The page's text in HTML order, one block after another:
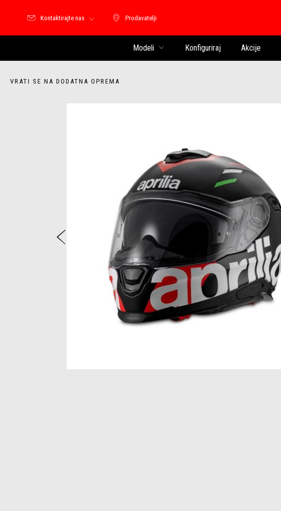
Prodavatelji
Prodavatelji
Kontaktirajte nas
Modeli Konfiguriraj Akcije
VRATI SE NA DODATNA OPREMA
Prethodni